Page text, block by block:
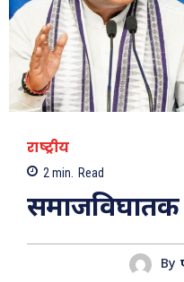
राष्ट्रीय
2min. Read
समाजविघातक
By